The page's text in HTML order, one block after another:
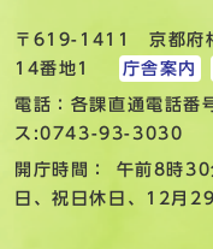
〒619-1411 京都府相
14番地1
庁舎案内
電話：各課直通電話番
ス:0743-93-3030
開庁時間： 午前8時
日、祝日休日、12月